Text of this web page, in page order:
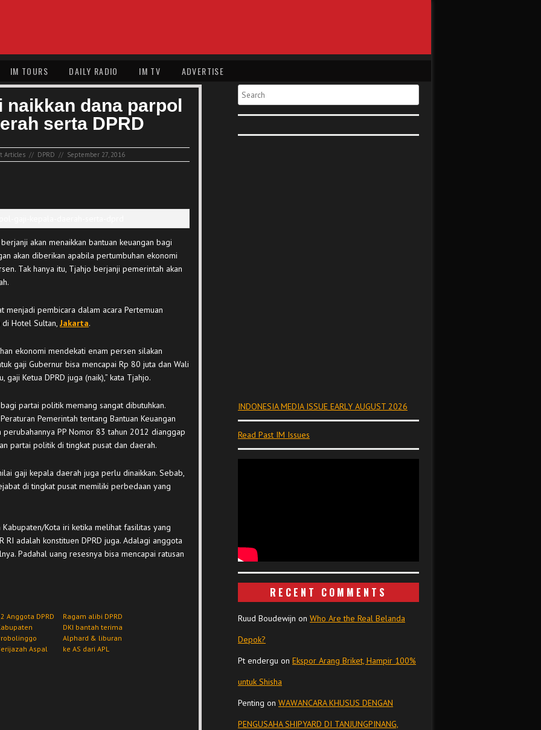
IM TOURS DAILY RADIO IM TV ADVERTISE
naikkan dana parpol
serta DPRD
Articles // DPRD // September 27, 2016
akan menaikkan bantuan keuangan bagi
akan diberikan apabila pertumbuhan ekonomi
Tak hanya itu, Tjahjo berjanji pemerintah akan
menjadi pembicara dalam acara Pertemuan
Hotel Sultan, Jakarta.
ekonomi mendekati enam persen silakan
gaji Gubernur bisa mencapai Rp 80 juta dan Wali
Ketua DPRD juga (naik),” kata Tjahjo.
partai politik memang sangat dibutuhkan.
Pemerintah tentang Bantuan Keuangan
PP Nomor 83 tahun 2012 dianggap
partai politik di tingkat pusat dan daerah.
gaji kepala daerah juga perlu dinaikkan. Sebab,
di tingkat pusat memiliki perbedaan yang
Kabupaten/Kota iri ketika melihat fasilitas yang
RI adalah konstituen DPRD juga. Adalagi anggota
Padahal uang resesnya bisa mencapai ratusan
Anggota DPRD
Aspal
Ragam alibi DPRD
DKI bantah terima
Alphard & liburan
ke AS dari APL
Search
INDONESIA MEDIA ISSUE EARLY AUGUST 2026
Read Past IM Issues
RECENT COMMENTS
Ruud Boudewijn on Who Are the Real Belanda
Depok?
Pt endergu on Ekspor Arang Briket, Hampir 100%
untuk Shisha
Penting on WAWANCARA KHUSUS DENGAN
PENGUSAHA SHIPYARD DI TANJUNGPINANG,